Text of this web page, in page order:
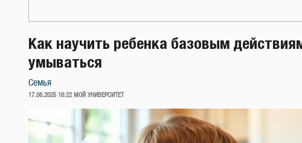
Как научить ребенка базовым
умываться
Семья
ОПУБЛИКОВАНО
17.06.2025 16:22 МОЙ УНИВЕРСИТЕТ